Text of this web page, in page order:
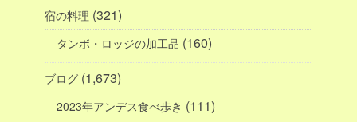
宿の料理 (321)
タンボ・ロッジの加工品 (160)
ブログ (1,673)
2023年アンデス食べ歩き (111)